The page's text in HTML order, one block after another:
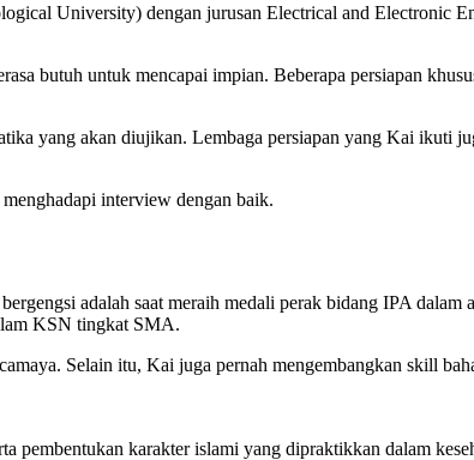
University) dengan jurusan Electrical and Electronic
butuh untuk mencapai impian. Beberapa persiapan
yang akan diujikan. Lembaga persiapan yang Kai ikuti
interview dengan baik.
adalah saat meraih medali perak bidang IPA dalam
KSN tingkat SMA.
Selain itu, Kai juga pernah mengembangkan skill
karakter islami yang dipraktikkan dalam